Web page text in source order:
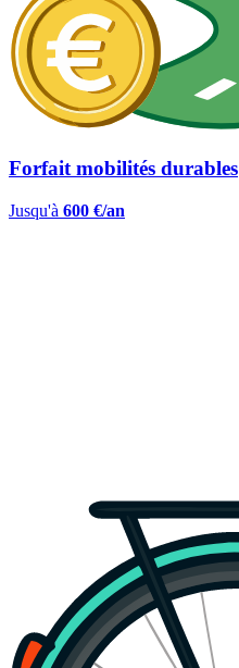
Forfait mobilités durables
Jusqu'à 600 €/an